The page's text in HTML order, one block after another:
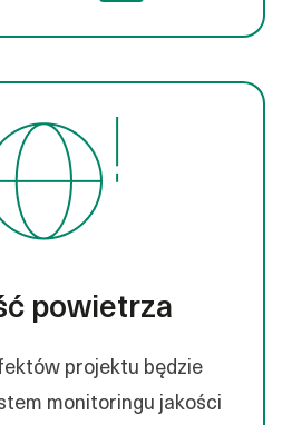
powietrza
projektu będzie
monitoringu jakości